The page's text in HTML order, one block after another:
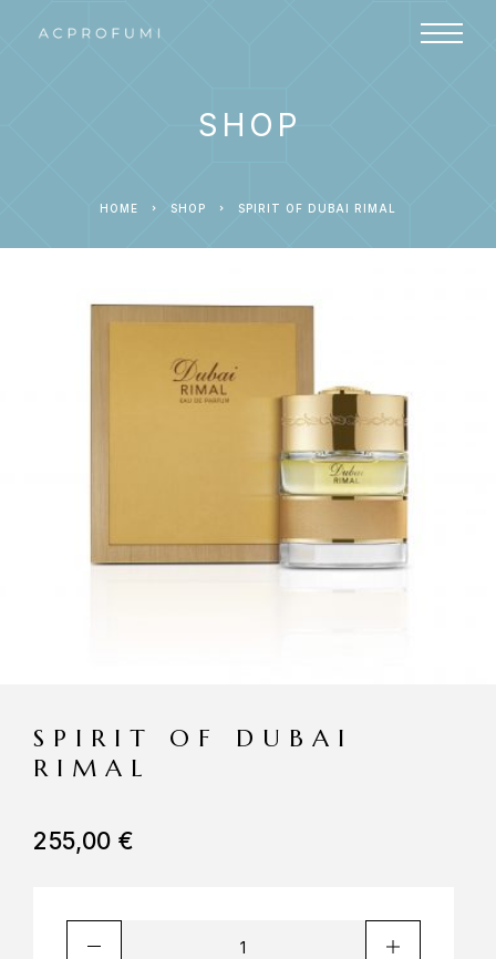
SHOP
HOME SHOP SPIRIT OF DUBAI RIMAL
SPIRIT OF DUBAI
RIMAL
255,00€